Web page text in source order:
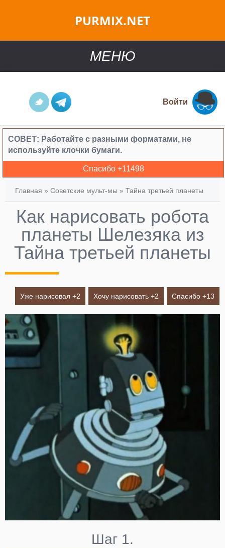
PURMIX.NET
МЕНЮ
Войти
СОВЕТ: Работайте с разными форматами, не
используйте клочки бумаги.
Спасибо +11498
Главная » Советские мульт-мы » Тайна третьей планеты
Как нарисовать робота
планеты Шелезяка из
Тайна третьей планеты
Уже нарисовал +2 Хочу нарисовать +2 Спасибо +13
Шаг 1.